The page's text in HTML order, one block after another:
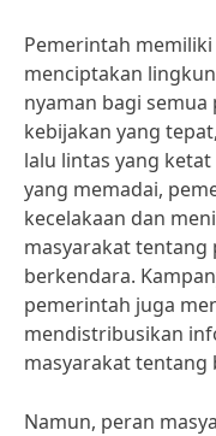
Pemerintah
menciptakan
nyaman bagi
kebijakan yang
lalu lintas yang
yang memadai,
kecelakaan dan
masyarakat tentang
berkendara.
pemerintah juga
mendistribusikan
masyarakat tentang
Namun, peran